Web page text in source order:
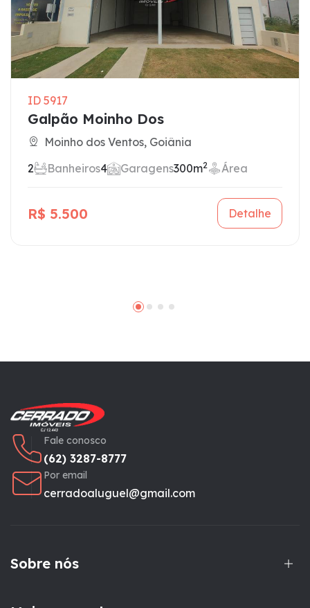
ID 5917
Galpão Moinho Dos
Moinho dos Ventos, Goiânia
2
Banheiros4 Garagens300m2 Área
R$ 5.500 Detalhe
Fale conosco
(62) 3287-8777
Por email
cerradoaluguel@gmail.com
Sobre nós